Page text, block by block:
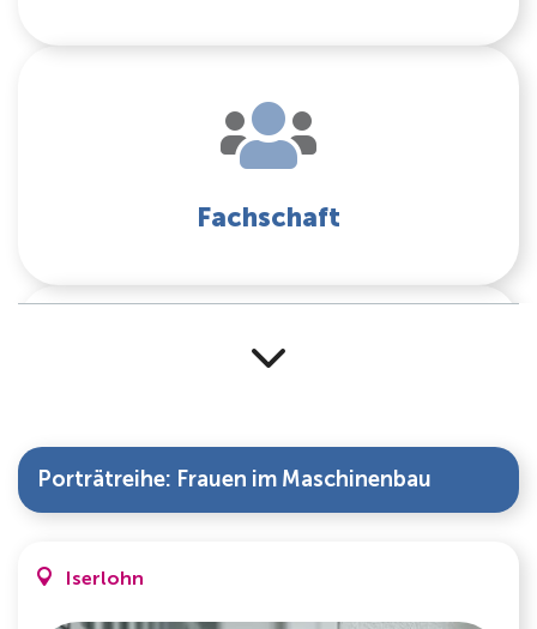
Fachschaft
Standort Iserlohn
Porträtreihe: Frauen im Maschinenbau
Iserlohn